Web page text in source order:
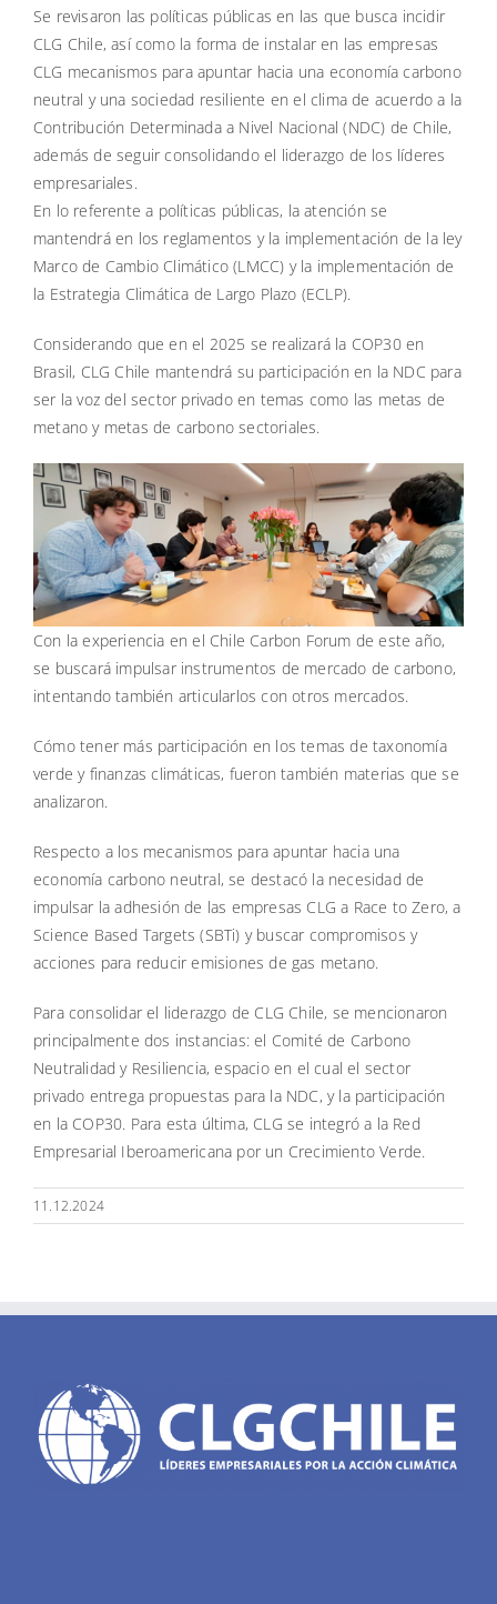
Se revisaron las políticas públicas en las que busca incidir
CLG Chile, así como la forma de instalar en las empresas
CLG mecanismos para apuntar hacia una economía carbono
neutral y una sociedad resiliente en el clima de acuerdo a la
Contribución Determinada a Nivel Nacional (NDC) de Chile,
además de seguir consolidando el liderazgo de los líderes
empresariales.
En lo referente a políticas públicas, la atención se
mantendrá en los reglamentos y la implementación de la ley
Marco de Cambio Climático (LMCC) y la implementación de
la Estrategia Climática de Largo Plazo (ECLP).
Considerando que en el 2025 se realizará la COP30 en
Brasil, CLG Chile mantendrá su participación en la NDC para
ser la voz del sector privado en temas como las metas de
metano y metas de carbono sectoriales.
Con la experiencia en el Chile Carbon Forum de este año,
se buscará impulsar instrumentos de mercado de carbono,
intentando también articularlos con otros mercados.
Cómo tener más participación en los temas de taxonomía
verde y finanzas climáticas, fueron también materias que se
analizaron.
Respecto a los mecanismos para apuntar hacia una
economía carbono neutral, se destacó la necesidad de
impulsar la adhesión de las empresas CLG a Race to Zero, a
Science Based Targets (SBTi) y buscar compromisos y
acciones para reducir emisiones de gas metano.
Para consolidar el liderazgo de CLG Chile, se mencionaron
principalmente dos instancias: el Comité de Carbono
Neutralidad y Resiliencia, espacio en el cual el sector
privado entrega propuestas para la NDC, y la participación
en la COP30. Para esta última, CLG se integró a la Red
Empresarial Iberoamericana por un Crecimiento Verde.
11.12.2024